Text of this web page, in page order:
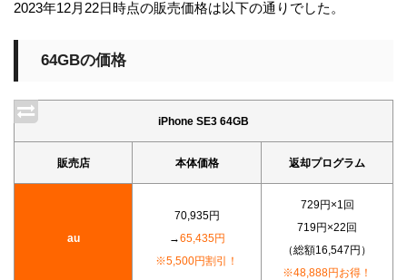
2023年12月22日時点の販売価格は以下の通りでした。
64GBの価格
iPhone SE3 64GB
販売店 本体価格 返却プログラム
au
70,935円
→65,435円
※5,500円割引！
729円×1回
719円×22回
（総額16,547円）
※48,888円お得！